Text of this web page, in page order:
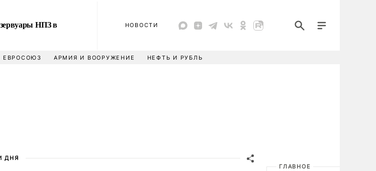
НПЗ в
НОВОСТИ
ЕВРОСОЮЗ АРМИЯ И ВООРУЖЕНИЕ НЕФТЬ И РУБЛЬ
ДНЯ
ГЛАВНОЕ